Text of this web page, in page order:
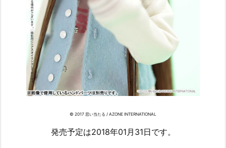
© 2017 思い当たる / AZONE INTERNATIONAL
発売予定は2018年01月31日です。